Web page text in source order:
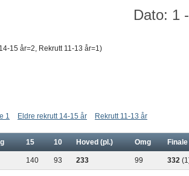
Dato: 1
15 år=2, Rekrutt 11-13 år=1)
1 Eldre rekrutt 14-15 år Rekrutt 11-13 år
15 10 Hoved (pl.) Omg
140 93 233 99 332